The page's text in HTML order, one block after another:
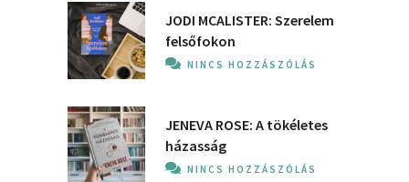
JODI MCALISTER: Szerelem
felsőfokon
NINCS HOZZÁSZÓLÁS
JENEVA ROSE: A ​tökéletes
házasság
NINCS HOZZÁSZÓLÁS